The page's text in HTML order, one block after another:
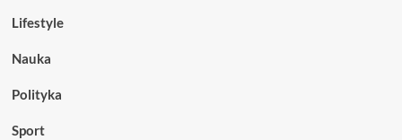
Lifestyle
Nauka
Polityka
Sport